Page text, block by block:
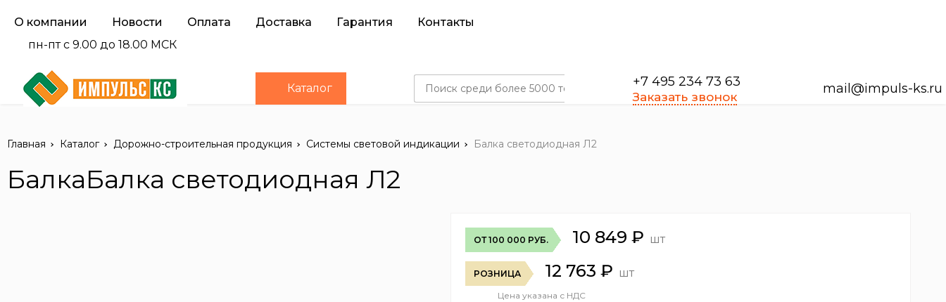
О компании Новости Оплата Доставка Гарантия
Контакты
пн-пт с 9.00 до 18.00 МСК
Каталог +7 495 234 73 63
Заказать звонок
mail@impuls-ks.ru
Главная Каталог Дорожно-строительная продукция Системы световой индикации Балка светодиодная Л2
БалкаБалка светодиодная Л2
ОТ 100 000 РУБ. 10 849 ₽ шт
РОЗНИЦА 12 763 ₽ шт
Цена указана с НДС